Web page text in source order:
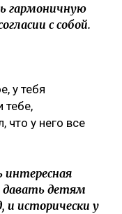
гармоничную
с собой.
у тебя
тебе,
что у него все
интересная
давать детям
и исторически у